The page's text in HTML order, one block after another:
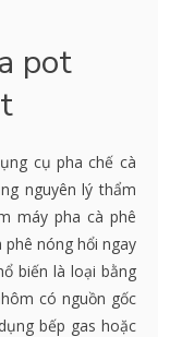
pot
cụ pha chế cà
nguyên lý thẩm
máy pha cà phê
nóng hổi ngay
biến là loại bằng
có nguồn gốc
bếp gas hoặc